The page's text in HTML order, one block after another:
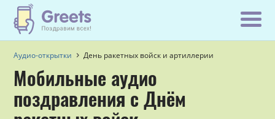
Аудио-открытки День ракетных войск и артиллерии
Мобильные аудио
поздравления с Днём